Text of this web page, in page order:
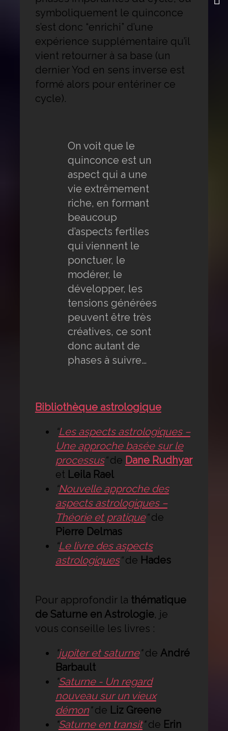
symboliquement le quinconce
s’est donc “enrichi” d’une
expérience supplémentaire qu’il
vient retourner à sa base (un
dernier Yod en sens inverse est
formé alors pour entériner ce
cycle).
On voit que le
quinconce est un
aspect qui a une
vie extrêmement
riche, en formant
beaucoup
d’aspects fertiles
qui viennent le
ponctuer, le
modérer, le
développer, les
tensions générées
peuvent être très
créatives, ce sont
donc autant de
phases à suivre…
Bibliothèque astrologique
“Les aspects astrologiques –
Une approche basée sur le
processus“de Dane Rudhyar
et Leila Rael
“Nouvelle approche des
aspects astrologiques –
Théorie et pratique“de
Pierre Delmas
“Le livre des aspects
astrologiques“de Hades
Pour approfondir la thématique
de Saturne en Astrologie, je
vous conseille les livres :
"jupiter et saturne"de André
Barbault
"Saturne - Un regard
nouveau sur un vieux
démon"de Liz Greene
"Saturne en transit"de Erin